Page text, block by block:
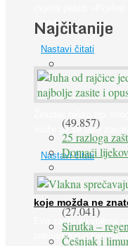
prirodne ...
Nastavi čitati
Želudac teško trpi
može ga se lako
Nastavi čitati
koje možda ne
Evo zašto su vlakna
pakiranjima u kojima
Najčitanije
(49.857)
25 razloga
Domaći
(27.041)
Sirutka –
Češnjak i